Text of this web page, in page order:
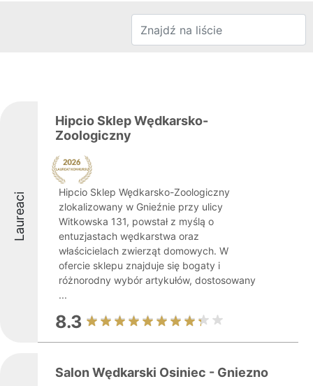
Laureaci
Hipcio Sklep Wędkarsko-
Zoologiczny
Hipcio Sklep Wędkarsko-Zoologiczny
zlokalizowany w Gnieźnie przy ulicy
Witkowska 131, powstał z myślą o
entuzjastach wędkarstwa oraz
właścicielach zwierząt domowych. W
ofercie sklepu znajduje się bogaty i
różnorodny wybór artykułów, dostosowany
...
8.3
Salon Wędkarski Osiniec - Gniezno